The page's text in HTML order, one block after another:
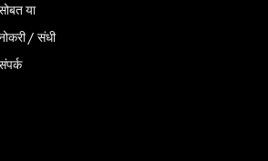
या
/ संधी